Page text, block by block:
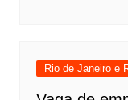
Rio de Janeiro e